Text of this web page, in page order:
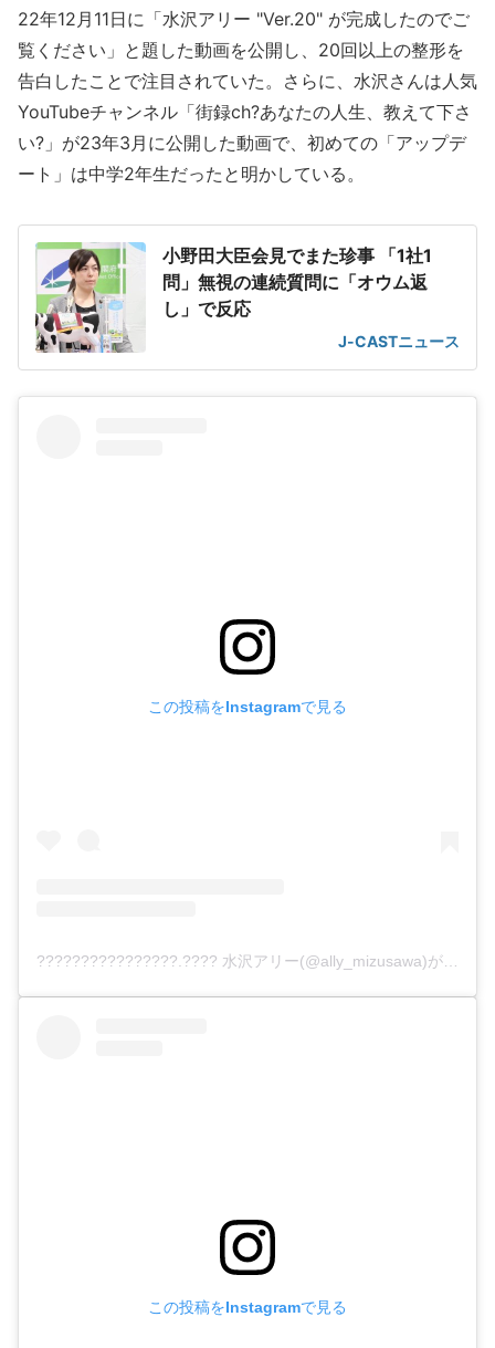
22年12月11日に「水沢アリー "Ver.20" が完成したのでご
覧ください」と題した動画を公開し、20回以上の整形を
告白したことで注目されていた。さらに、水沢さんは人気
YouTubeチャンネル「街録ch?あなたの人生、教えて下さ
い?」が23年3月に公開した動画で、初めての「アップデ
ート」は中学2年生だったと明かしている。
小野田大臣会見でまた珍事 「1社1
問」無視の連続質問に「オウム返
し」で反応
J-CASTニュース
この投稿をInstagramで見る
この投稿をInstagramで見る